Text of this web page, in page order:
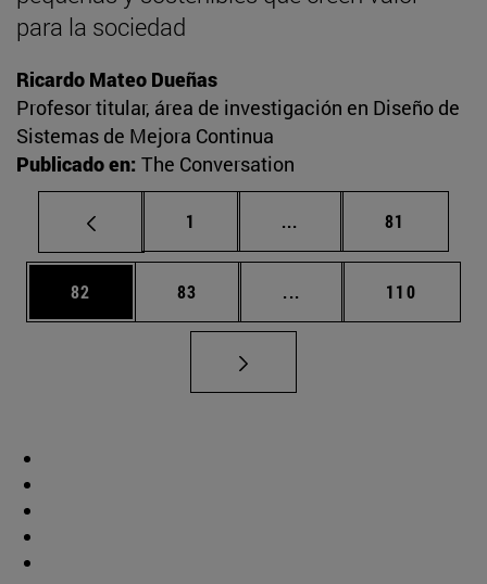
para la sociedad
Ricardo Mateo Dueñas
Profesor titular, área de investigación en Diseño de
Sistemas de Mejora Continua
Publicado en: The Conversation
Página
1 ... Páginas intermedias
Página
81
Página
82 Página
83 ... Páginas intermedias
Página
110